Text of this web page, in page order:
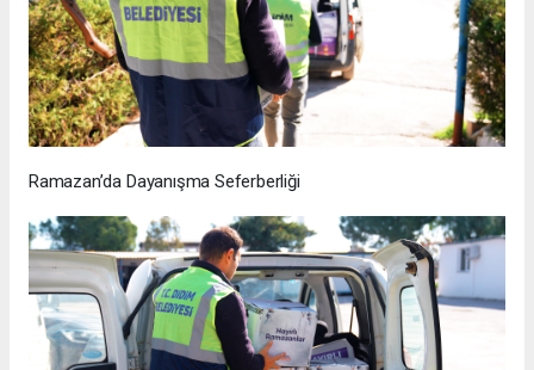
Ramazan’da Dayanışma Seferberliği